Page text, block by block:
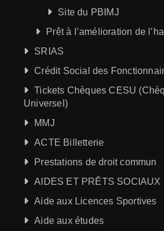
Site du PBIMJ
Prêt à l’amélioration de
SRIAS
Crédit Social des
Tickets Chèques CESU
Universel)
MMJ
ACTE Billetterie
Prestations de droit commun
AIDES ET PRÊTS SOCIAUX
Aide aux Licences Sportives
Aide aux études